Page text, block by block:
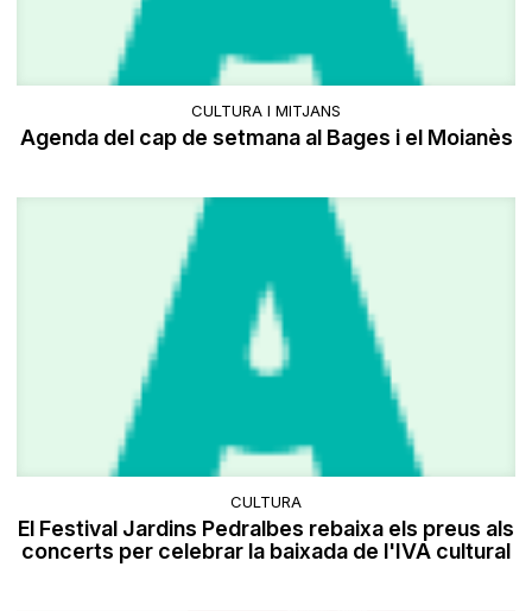
CULTURA I MITJANS
Agenda del cap de setmana al Bages i el Moianès
CULTURA
El Festival Jardins Pedralbes rebaixa els preus als
concerts per celebrar la baixada de l'IVA cultural